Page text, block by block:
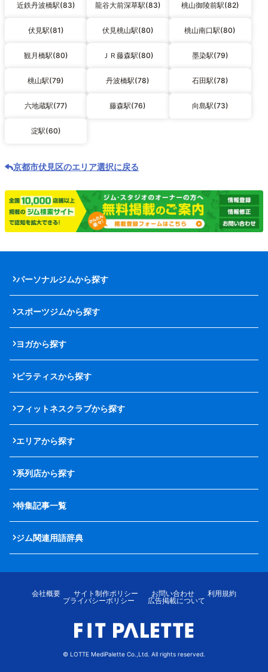
近鉄丹波橋駅(83) 龍谷大前深草駅(83) 桃山御陵前駅(82)
伏見駅(81) 伏見桃山駅(80) 桃山南口駅(80)
観月橋駅(80) ＪＲ藤森駅(80) 墨染駅(79)
桃山駅(79) 丹波橋駅(78) 石田駅(78)
六地蔵駅(77) 藤森駅(76) 向島駅(73)
淀駅(60)
京都市伏見区のエリア選択に戻る
パーソナルジムから探す
スポーツジムから探す
ヨガから探す
ピラティスから探す
フィットネスクラブから探す
エリアから探す
系列店から探す
特集記事一覧
ジム関連用語辞典
会社概要 サイト制作ポリシー お問い合わせ
利用規約
プライバシーポリシー
広告掲載について
© LOTTE MediPalette Co.,Ltd. All rights reserved.